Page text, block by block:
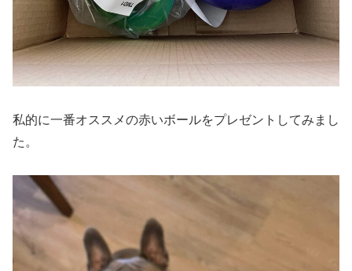
私的に一番オススメの赤いボールをプレゼントしてみまし
た。